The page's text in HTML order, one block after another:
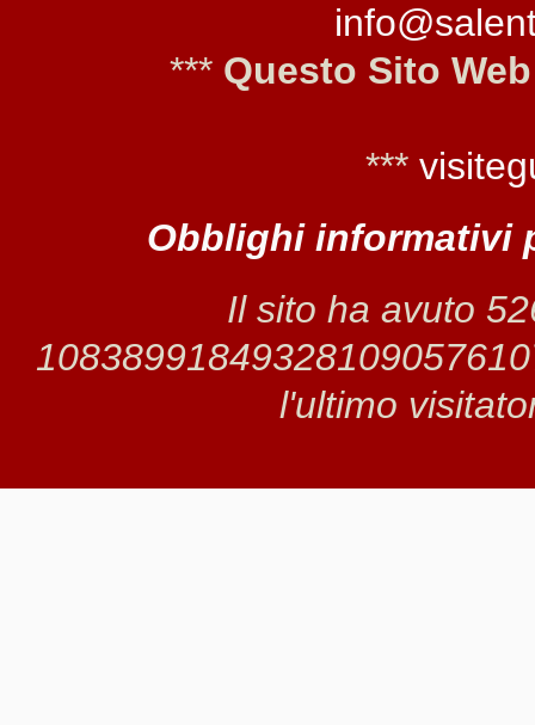
*** Questo Sito
***
Obblighi informativi
Il sito ha avuto
l'ultimo